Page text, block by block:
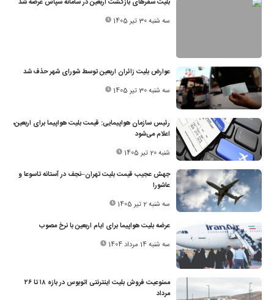
بلیت سفرهای بازگشت اربعین در سامانه سپاس عرضه شد
سه شنبه 30 تیر 1405
عوارض بلیت زائران اربعین توسط شورای شهر حذف شد
سه شنبه 30 تیر 1405
رئیس سازمان هواپیمایی: قیمت بلیت هواپیما برای اربعین،
اعلام می‌شود
شنبه 20 تیر 1405
جهش عجیب قیمت بلیت تهران–نجف در آستانه تاسوعا و
عاشورا
سه شنبه 2 تیر 1405
عرضه بلیت هواپیما برای ایام اربعین با نرخ مصوب
سه شنبه 14 مرداد 1404
ممنوعیت فروش بلیت اینترنتی اتوبوس در بازه ۱۸ تا ۲۶
مرداد